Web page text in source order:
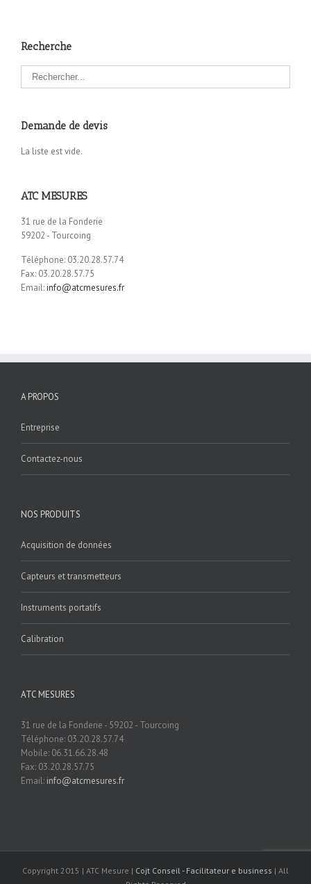
Recherche
Demande de devis
La liste est vide.
ATC MESURES
31 rue de la Fonderie
59202 - Tourcoing
Téléphone: 03.20.28.57.74
Fax: 03.20.28.57.75
Email:info@atcmesures.fr
A PROPOS
Entreprise
Contactez-nous
NOS PRODUITS
Acquisition de données
Capteurs et transmetteurs
Instruments portatifs
Calibration
ATC MESURES
31 rue de la Fonderie - 59202 - Tourcoing
Téléphone: 03.20.28.57.74
Mobile: 06.31.66.28.48
Fax: 03.20.28.57.75
Email: info@atcmesures.fr
Copyright 2015 | ATC Mesure | Cojt Conseil - Facilitateur e business | All